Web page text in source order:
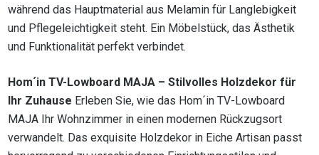
während das Hauptmaterial aus Melamin für Langlebigkeit
und Pflegeleichtigkeit steht. Ein Möbelstück, das Ästhetik
und Funktionalität perfekt verbindet.
Hom´in TV-Lowboard MAJA – Stilvolles Holzdekor für
Ihr Zuhause Erleben Sie, wie das Hom´in TV-Lowboard
MAJA Ihr Wohnzimmer in einen modernen Rückzugsort
verwandelt. Das exquisite Holzdekor in Eiche Artisan passt